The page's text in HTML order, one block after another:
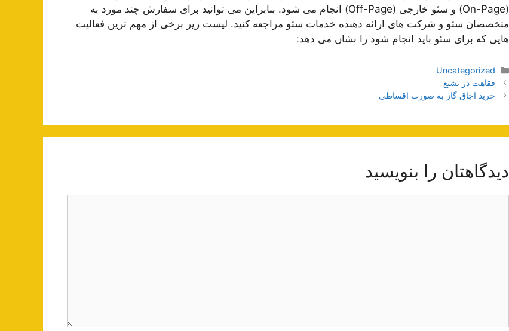
(On-Page) و سئو خارجی (Off-Page) انجام می شود. بنابراین می توانید برای سفارش چند مورد به
متخصصان سئو و شرکت های ارائه دهنده خدمات سئو مراجعه کنید. لیست زیر برخی از مهم ترین فعالیت
هایی که برای سئو باید انجام شود را نشان می دهد:
دسته‌ها
Uncategorized
ناوبری
نوشته‌ها
فقاهت در تشیع
خرید اجاق گاز به صورت اقساطی
دیدگاهتان را بنویسید